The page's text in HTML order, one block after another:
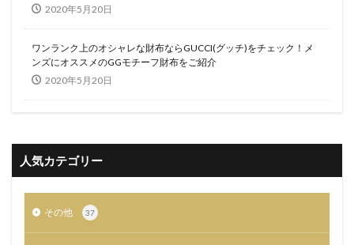
2020年5月20日
ワンランク上のオシャレな財布ならGUCCI(グッチ)をチェック！メ
ンズにオススメのGGモチーフ財布をご紹介
2020年5月20日
人気カテゴリー
その他 37